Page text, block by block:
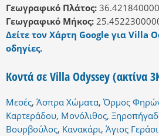
Γεωγραφικό Πλάτος:
Γεωγραφικό Μήκος:
Δείτε τον Χάρτη Google για Villa
οδηγίες.
Κοντά σε Villa Odyssey (ακτίνα
Μεσές, Άσπρα Χώματα,Όρμος
Καρτεράδου, Μονόλιθος,
Βουρβούλος, Κανακάρι, Άγιος